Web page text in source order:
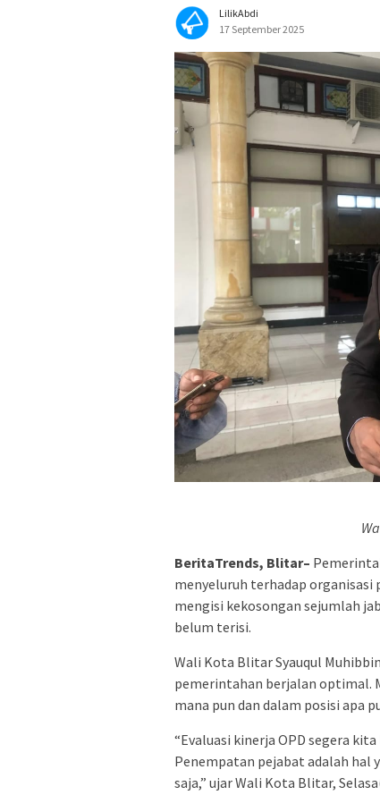
LilikAbdi
17 September 2025
BeritaTrends, Blitar–
menyeluruh terhadap organisasi
mengisi kekosongan sejumlah
belum terisi.
Wali Kota Blitar Syauqul
pemerintahan berjalan optimal.
mana pun dan dalam posisi apa
“Evaluasi kinerja OPD segera
Penempatan pejabat adalah hal
saja,” ujar Wali Kota Blitar,